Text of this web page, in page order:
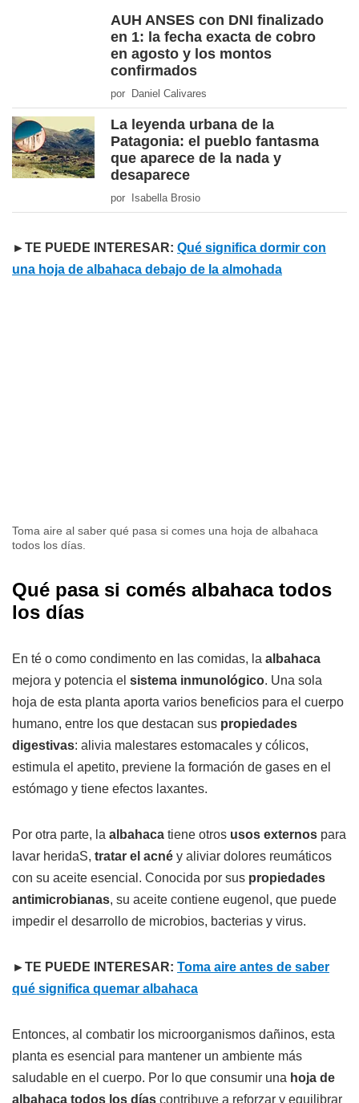
AUH ANSES con DNI finalizado
en 1: la fecha exacta de cobro
en agosto y los montos
confirmados
por Daniel Calivares
La leyenda urbana de la
Patagonia: el pueblo fantasma
que aparece de la nada y
desaparece
por Isabella Brosio
►TE PUEDE INTERESAR: Qué significa dormir con
una hoja de albahaca debajo de la almohada
Toma aire al saber qué pasa si comes una hoja de albahaca
todos los días.
Qué pasa si comés albahaca todos
los días
En té o como condimento en las comidas, la albahaca
mejora y potencia el sistema inmunológico. Una sola
hoja de esta planta aporta varios beneficios para el cuerpo
humano, entre los que destacan sus propiedades
digestivas: alivia malestares estomacales y cólicos,
estimula el apetito, previene la formación de gases en el
estómago y tiene efectos laxantes.
Por otra parte, la albahaca tiene otros usos externos para
lavar heridaS, tratar el acné y aliviar dolores reumáticos
con su aceite esencial. Conocida por sus propiedades
antimicrobianas, su aceite contiene eugenol, que puede
impedir el desarrollo de microbios, bacterias y virus.
►TE PUEDE INTERESAR: Toma aire antes de saber
qué significa quemar albahaca
Entonces, al combatir los microorganismos dañinos, esta
planta es esencial para mantener un ambiente más
saludable en el cuerpo. Por lo que consumir una hoja de
albahaca todos los días contribuye a reforzar y equilibrar